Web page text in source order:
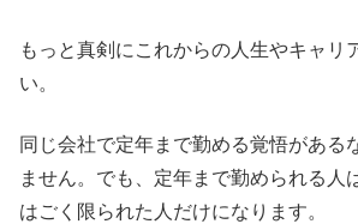
もっと真剣にこれからの人生やキャリ
い。
同じ会社で定年まで勤める覚悟がある
ません。でも、定年まで勤められる人
はごく限られた人だけになります。